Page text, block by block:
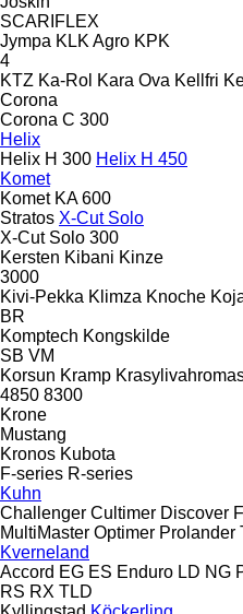
SCARIFLEX
Jympa KLK Agro KPK
4
KTZ Ka-Rol Kara Ova Kellfri
Corona
Corona C 300
Helix
Helix H 300 Helix H 450
Komet
Komet KA 600
Stratos X-Cut Solo
X-Cut Solo 300
Kersten Kibani Kinze
3000
Kivi-Pekka Klimza Knoche
BR
Komptech Kongskilde
SB VM
Korsun Kramp
4850 8300
Krone
Mustang
Kronos Kubota
F-series R-series
Kuhn
Challenger Cultimer Discover
MultiMaster Optimer Prolander
Kverneland
Accord EG ES Enduro LD NG
RS RX TLD